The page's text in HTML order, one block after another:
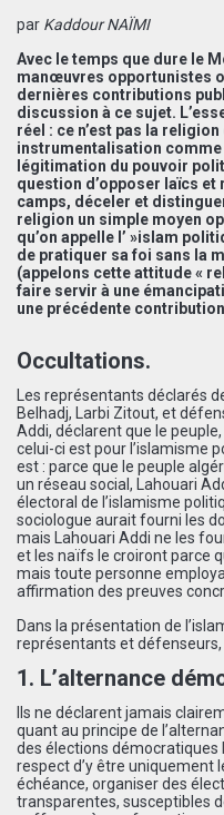
par Kaddour NAÏMI
Avec le temps que dure le
manœuvres opportunistes
dernières contributions
discussion à ce sujet.
réel : ce n’est pas la
instrumentalisation
légitimation du pouvoir
question d’opposer laïcs
camps, déceler et
religion un simple moyen
qu’on appelle l’ »islam
de pratiquer sa foi sans la
(appelons cette attitude «
faire servir à une
une précédente
Occultations.
Les représentants déclarés
Belhadj, Larbi Zitout, et
Addi, déclarent que le
celui-ci est pour l’islamisme
est : parce que le peuple
un réseau social, Lahouari
électoral de l’islamisme
sociologue aurait fourni les
mais Lahouari Addi ne les
et les naïfs le croiront parce
mais toute personne
affirmation des preuves
Dans la présentation de
représentants et défenseurs,
1. L’alternance
Ils ne déclarent jamais
quant au principe de
des élections démocratiques
respect d’y être uniquement
échéance, organiser des
transparentes, susceptibles